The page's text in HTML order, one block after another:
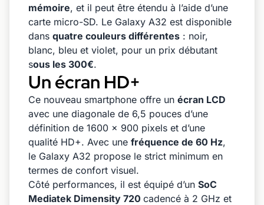
mémoire, et il peut être étendu à l’aide d’une
carte micro-SD. Le Galaxy A32 est disponible
dans quatre couleurs différentes : noir,
blanc, bleu et violet, pour un prix débutant
sous les 300€.
Un écran HD+
Ce nouveau smartphone offre un écran LCD
avec une diagonale de 6,5 pouces d’une
définition de 1600 x 900 pixels et d’une
qualité HD+. Avec une fréquence de 60 Hz,
le Galaxy A32 propose le strict minimum en
termes de confort visuel.
Côté performances, il est équipé d’un SoC
Mediatek Dimensity 720 cadencé à 2 GHz et